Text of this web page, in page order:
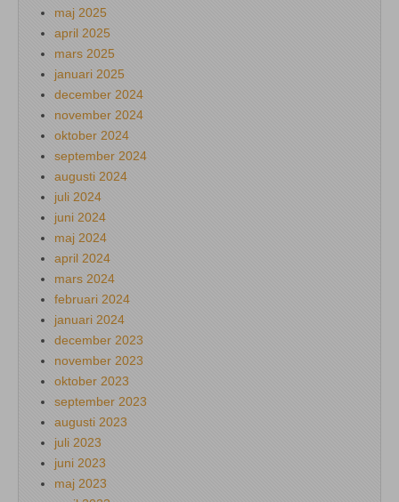
maj 2025
april 2025
mars 2025
januari 2025
december 2024
november 2024
oktober 2024
september 2024
augusti 2024
juli 2024
juni 2024
maj 2024
april 2024
mars 2024
februari 2024
januari 2024
december 2023
november 2023
oktober 2023
september 2023
augusti 2023
juli 2023
juni 2023
maj 2023